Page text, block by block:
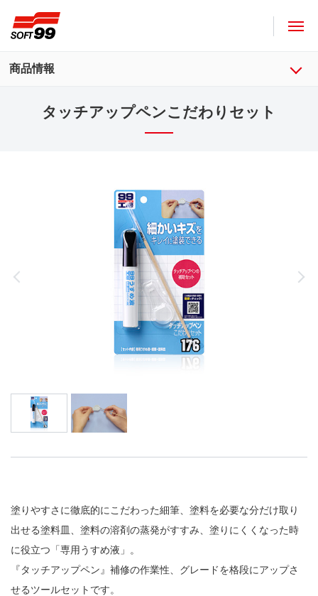
商品情報
タッチアップペンこだわりセット
塗りやすさに徹底的にこだわった細筆、塗料を必要な分だけ取り
出せる塗料皿、塗料の溶剤の蒸発がすすみ、塗りにくくなった時
に役立つ「専用うすめ液」。
『タッチアップペン』補修の作業性、グレードを格段にアップさ
せるツールセットです。